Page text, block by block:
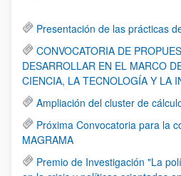
Presentación de las prácticas
CONVOCATORIA DE
DESARROLLAR EN EL MARCO
CIENCIA, LA TECNOLOGÍA Y LA
Ampliación del cluster de
Próxima Convocatoria para la
MAGRAMA
Premio de Investigación "La